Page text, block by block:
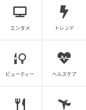
エンタメ トレンド
ビューティー ヘルスケア